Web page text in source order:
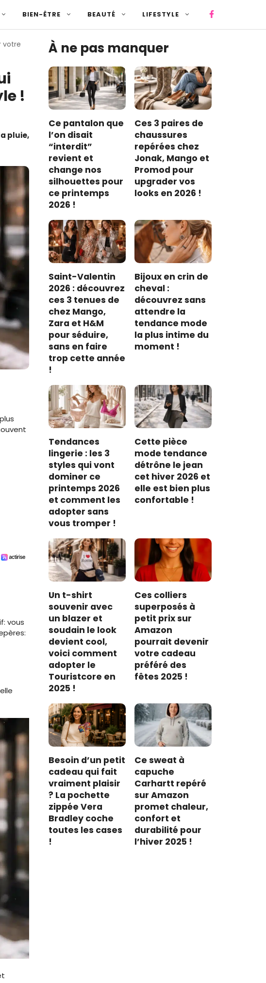
BIEN-ÊTRE BEAUTÉ LIFESTYLE
votre
!
pluie,
vous
À ne pas manquer
Ce pantalon que
l’on disait
“interdit”
revient et
change nos
silhouettes pour
ce printemps
2026 !
Ces 3 paires de
chaussures
repérées chez
Jonak, Mango et
Promod pour
upgrader vos
looks en 2026 !
Saint-Valentin
2026 : découvrez
ces 3 tenues de
chez Mango,
Zara et H&M
pour séduire,
sans en faire
trop cette année
!
Bijoux en crin de
cheval :
découvrez sans
attendre la
tendance mode
la plus intime du
moment !
Tendances
lingerie : les 3
styles qui vont
dominer ce
printemps 2026
et comment les
adopter sans
vous tromper !
Cette pièce
mode tendance
détrône le jean
cet hiver 2026 et
elle est bien plus
confortable !
Un t-shirt
souvenir avec
un blazer et
soudain le look
devient cool,
voici comment
adopter le
Touristcore en
2025 !
Ces colliers
superposés à
petit prix sur
Amazon
pourrait devenir
votre cadeau
préféré des
fêtes 2025 !
Besoin d’un petit
cadeau qui fait
vraiment plaisir
? La pochette
zippée Vera
Bradley coche
toutes les cases
!
Ce sweat à
capuche
Carhartt repéré
sur Amazon
promet chaleur,
confort et
durabilité pour
l’hiver 2025 !